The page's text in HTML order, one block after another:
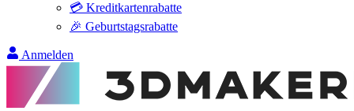
💳 Kreditkartenrabatte
🎉 Geburtstagsrabatte
Anmelden